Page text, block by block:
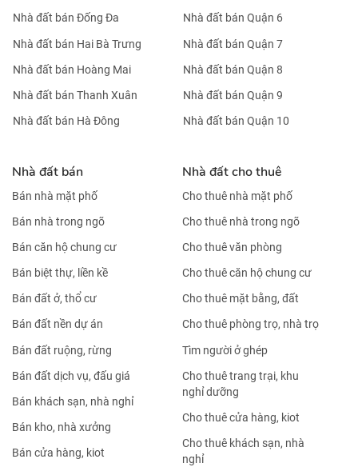
Nhà đất bán Đống Đa
Nhà đất bán Hai Bà Trưng
Nhà đất bán Hoàng Mai
Nhà đất bán Thanh Xuân
Nhà đất bán Hà Đông
Nhà đất bán Quận 6
Nhà đất bán Quận 7
Nhà đất bán Quận 8
Nhà đất bán Quận 9
Nhà đất bán Quận 10
Nhà đất bán
Bán nhà mặt phố
Bán nhà trong ngõ
Bán căn hộ chung cư
Bán biệt thự, liền kề
Bán đất ở, thổ cư
Bán đất nền dự án
Bán đất ruộng, rừng
Bán đất dịch vụ, đấu giá
Bán khách sạn, nhà nghỉ
Bán kho, nhà xưởng
Bán cửa hàng, kiot
Nhà đất cho thuê
Cho thuê nhà mặt phố
Cho thuê nhà trong ngõ
Cho thuê văn phòng
Cho thuê căn hộ chung cư
Cho thuê mặt bằng, đất
Cho thuê phòng trọ, nhà trọ
Tìm người ở ghép
Cho thuê trang trại, khu
nghỉ dưỡng
Cho thuê cửa hàng, kiot
Cho thuê khách sạn, nhà
nghỉ